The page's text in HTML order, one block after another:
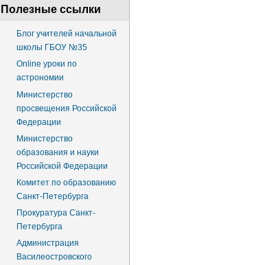
Полезные ссылки
Блог учителей начальной
школы ГБОУ №35
Online уроки по
астрономии
Министерство
просвещения Российской
Федерации
Министерство
образования и науки
Российской Федерации
Комитет по образованию
Санкт-Петербурга
Прокуратура Санкт-
Петербурга
Администрация
Василеостровского